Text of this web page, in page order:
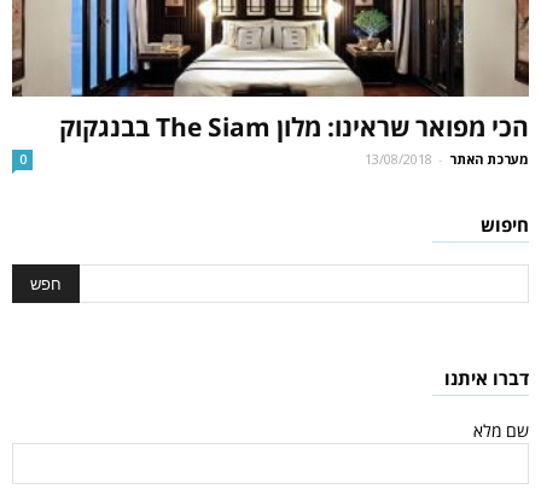
הכי מפואר שראינו: מלון The Siam בבנגקוק
מערכת האתר -
13/08/2018
0
חיפוש
דברו איתנו
שם מלא